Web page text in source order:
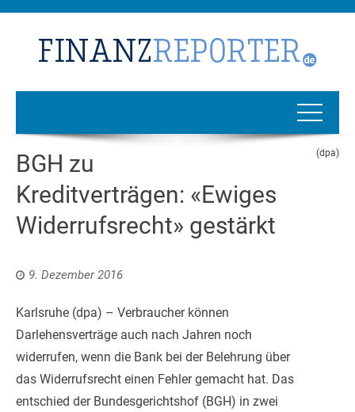
BGH zu
Kreditverträgen: «Ewiges
Widerrufsrecht» gestärkt
(dpa)
9. Dezember 2016
Karlsruhe (dpa) – Verbraucher können
Darlehensverträge auch nach Jahren noch
widerrufen, wenn die Bank bei der Belehrung über
das Widerrufsrecht einen Fehler gemacht hat. Das
entschied der Bundesgerichtshof (BGH) in zwei